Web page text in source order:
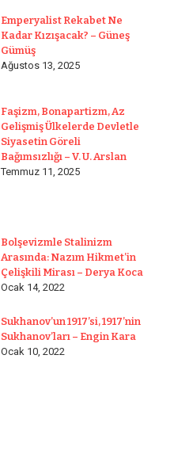
Emperyalist Rekabet Ne
Kadar Kızışacak? – Güneş
Gümüş
Ağustos 13, 2025
Faşizm, Bonapartizm, Az
Gelişmiş Ülkelerde Devletle
Siyasetin Göreli
Bağımsızlığı – V. U. Arslan
Temmuz 11, 2025
Bolşevizmle Stalinizm
Arasında: Nazım Hikmet’in
Çelişkili Mirası – Derya Koca
Ocak 14, 2022
Sukhanov’un 1917’si, 1917’nin
Sukhanov’ları – Engin Kara
Ocak 10, 2022